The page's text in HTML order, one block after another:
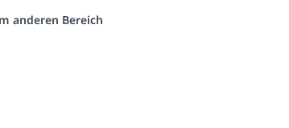
anderen Bereich